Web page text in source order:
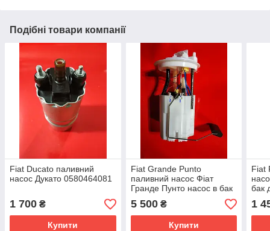
Подібні товари компанії
Fiat Ducato паливний
насос Дукато 0580464081
1 700 ₴
Купити
Fiat Grande Punto
паливний насос Фіат
Гранде Пунто насос в бак
дизель Alfa Romeo MiTo
0986580830 51791675
55703110
5 500₴
Купити
Fiat
бак
1